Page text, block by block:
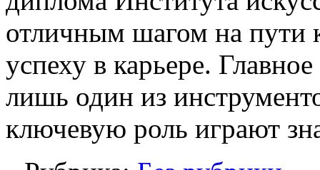
отличным шагом на пути
успеху в карьере.
лишь один из
ключевую роль играют